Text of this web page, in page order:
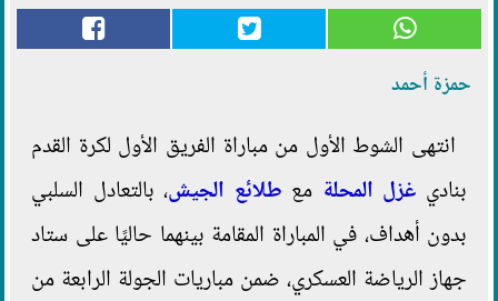
حمزة أحمد
انتهى الشوط الأول من مباراة الفريق الأول لكرة القدم
بنادي غزل المحلة مع طلائع الجيش، بالتعادل السلبي
بدون أهداف، في المباراة المقامة بينهما حاليًا على ستاد
جهاز الرياضة العسكري، ضمن مباريات الجولة الرابعة من